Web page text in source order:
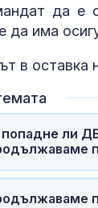
да е
да има
в оставка
ли